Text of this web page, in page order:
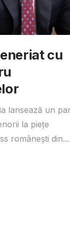
cu
lansează un
la piețe
românești din...